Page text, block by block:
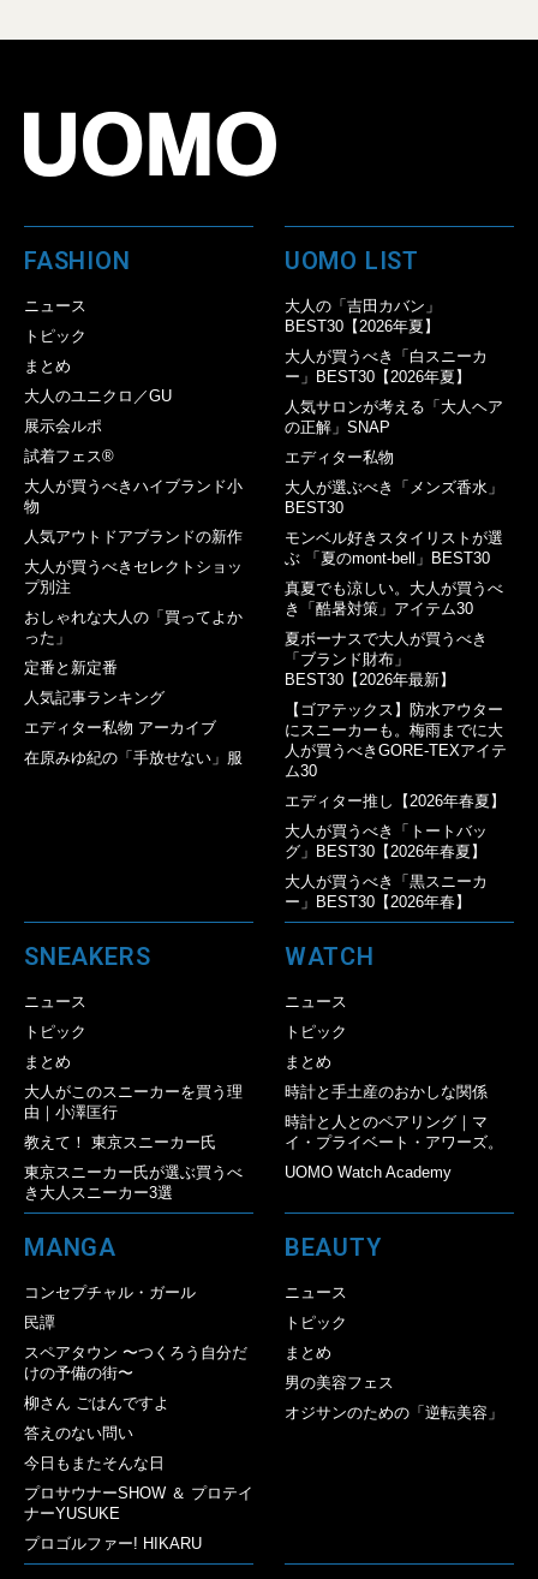
FASHION
ニュース
トピック
まとめ
大人のユニクロ／GU
展示会ルポ
試着フェス®︎
大人が買うべきハイブランド小
物
人気アウトドアブランドの新作
大人が買うべきセレクトショッ
プ別注
おしゃれな大人の「買ってよか
った」
定番と新定番
人気記事ランキング
エディター私物 アーカイブ
在原みゆ紀の「手放せない」服
UOMO LIST
大人の「吉田カバン」
BEST30【2026年夏】
大人が買うべき「白スニーカ
ー」BEST30【2026年夏】
人気サロンが考える「大人ヘア
の正解」SNAP
エディター私物
大人が選ぶべき「メンズ香水」
BEST30
モンベル好きスタイリストが選
ぶ 「夏のmont-bell」BEST30
真夏でも涼しい。大人が買うべ
き「酷暑対策」アイテム30
夏ボーナスで大人が買うべき
「ブランド財布」
BEST30【2026年最新】
【ゴアテックス】防水アウター
にスニーカーも。梅雨までに大
人が買うべきGORE-TEXアイテ
ム30
エディター推し【2026年春夏】
大人が買うべき「トートバッ
グ」BEST30【2026年春夏】
大人が買うべき「黒スニーカ
ー」BEST30【2026年春】
SNEAKERS
ニュース
トピック
まとめ
大人がこのスニーカーを買う理
由｜小澤匡行
教えて！ 東京スニーカー氏
東京スニーカー氏が選ぶ買うべ
き大人スニーカー3選
WATCH
ニュース
トピック
まとめ
時計と手土産のおかしな関係
時計と人とのペアリング｜マ
イ・プライベート・アワーズ。
UOMO Watch Academy
MANGA
コンセプチャル・ガール
民譚
スペアタウン 〜つくろう自分だ
けの予備の街〜
柳さん ごはんですよ
答えのない問い
今日もまたそんな日
プロサウナーSHOW ＆ プロテイ
ナーYUSUKE
プロゴルファー! HIKARU
BEAUTY
ニュース
トピック
まとめ
男の美容フェス
オジサンのための「逆転美容」